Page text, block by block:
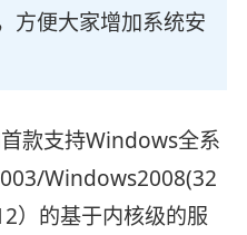
方便大家增加系统安
款支持Windows全系
Windows2008(32
）的基于内核级的服